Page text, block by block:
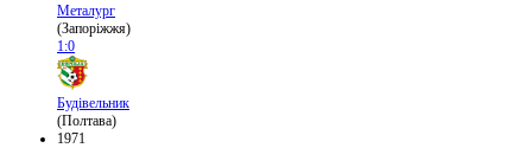
Металург
(Запоріжжя)
1:0
Будівельник
(Полтава)
1971